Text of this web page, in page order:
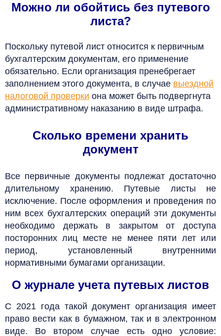
Можно ли обойтись без путевого
листа?
Поскольку путевой лист относится к первичным
бухгалтерским документам, его применение
обязательно. Если организация пренебрегает
заполнением этого документа, в случае выездной
налоговой проверки она может быть подвергнута
административному наказанию в виде штрафа.
Сколько времени хранить
документ
Все первичные документы подлежат достаточно
длительному хранению. Путевые листы не
исключение. После оформления и проведения по
ним всех бухгалтерских операций эти документы
необходимо держать в закрытом от доступа
посторонних лиц месте не менее пяти лет или
период, установленный внутренними
нормативными бумагами организации.
О журнале учета путевых листов
С 2021 года такой документ организация имеет
право вести как в бумажном, так и в электронном
виде. Во втором случае есть одно условие: